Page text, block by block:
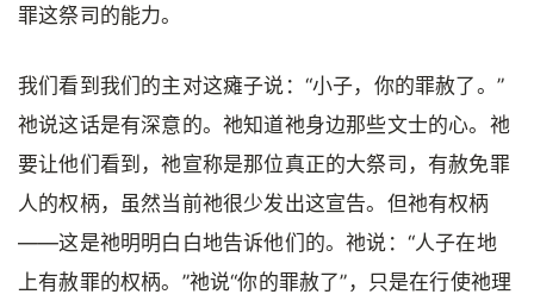
罪这祭司的能力。
我们看到我们的主对这瘫子说：“小子，你的罪赦了。”
祂说这话是有深意的。祂知道祂身边那些文士的心。祂
要让他们看到，祂宣称是那位真正的大祭司，有赦免罪
人的权柄，虽然当前祂很少发出这宣告。但祂有权柄
——这是祂明明白白地告诉他们的。祂说：“人子在地
上有赦罪的权柄。”祂说“你的罪赦了”，只是在行使祂理